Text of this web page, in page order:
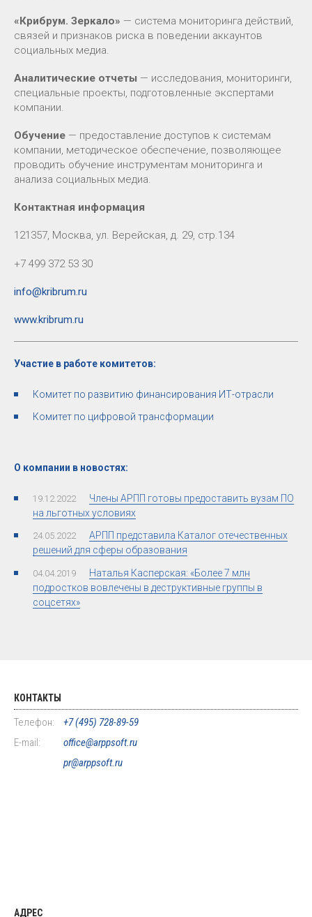
«Крибрум. Зеркало» — система мониторинга действий,
связей и признаков риска в поведении аккаунтов
социальных медиа.
Аналитические отчеты — исследования, мониторинги,
специальные проекты, подготовленные экспертами
компании.
Обучение — предоставление доступов к системам
компании, методическое обеспечение, позволяющее
проводить обучение инструментам мониторинга и
анализа социальных медиа.
Контактная информация
121357, Москва, ул. Верейская, д. 29, стр.134
+7 499 372 53 30
info@kribrum.ru
www.kribrum.ru
Участие в работе комитетов:
Комитет по развитию финансирования ИТ-отрасли
Комитет по цифровой трансформации
О компании в новостях:
19.12.2022
Члены АРПП готовы предоставить вузам ПО
на льготных условиях
24.05.2022
АРПП представила Каталог отечественных
решений для сферы образования
04.04.2019
Наталья Касперская: «Более 7 млн
подростков вовлечены в деструктивные группы в
соцсетях»
КОНТАКТЫ
Телефон:
+7 (495) 728-89-59
E-mail:
office@arppsoft.ru
pr@arppsoft.ru
АДРЕС